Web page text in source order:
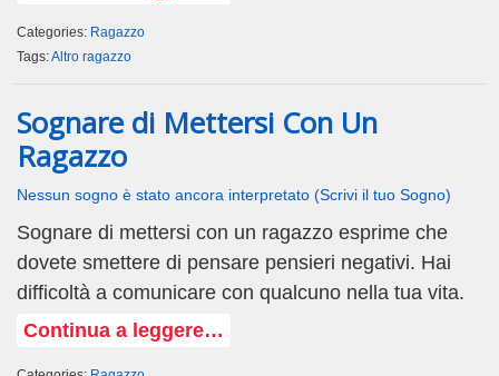
Categories: Ragazzo
Tags:Altro ragazzo
Sognare di Mettersi Con Un
Ragazzo
Nessun sogno è stato ancora interpretato (Scrivi il tuo Sogno)
Sognare di mettersi con un ragazzo esprime che
dovete smettere di pensare pensieri negativi. Hai
difficoltà a comunicare con qualcuno nella tua vita.
Continua a leggere…